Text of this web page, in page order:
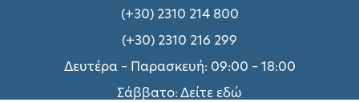
(+30) 2310 214 800
(+30) 2310 216 299
Δευτέρα – Παρασκευή: 09:00 – 18:00
Σάββατο: Δείτε εδώ